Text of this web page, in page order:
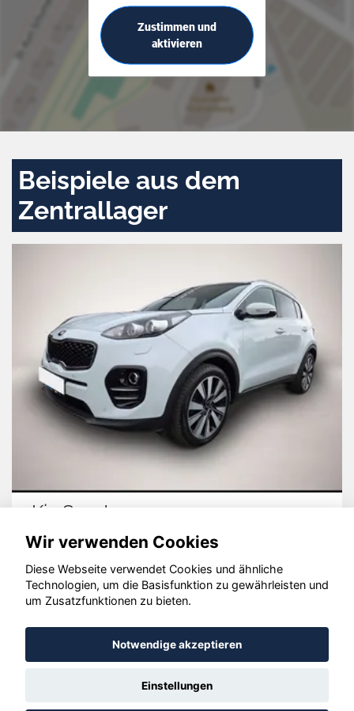
Zustimmen und
aktivieren
Beispiele aus dem
Zentrallager
Volkswagen T7 California
© konjunkturmotor.de GmbH 2020 - 2026
Wir verwenden Cookies
Diese Webseite verwendet Cookies und ähnliche
Technologien, um die Basisfunktion zu gewährleisten und
um Zusatzfunktionen zu bieten.
Notwendige akzeptieren
Einstellungen